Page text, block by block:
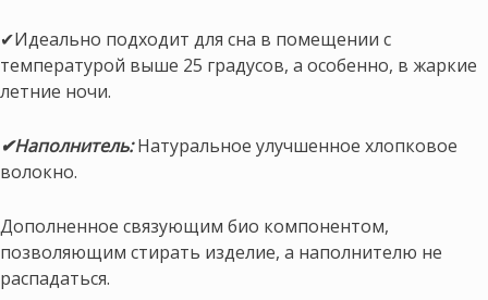
✔Идеально подходит для сна в помещении с
температурой выше 25 градусов, а особенно, в жаркие
летние ночи.
✔Наполнитель: Натуральное улучшенное хлопковое
волокно.
Дополненное связующим био компонентом,
позволяющим стирать изделие, а наполнителю не
распадаться.